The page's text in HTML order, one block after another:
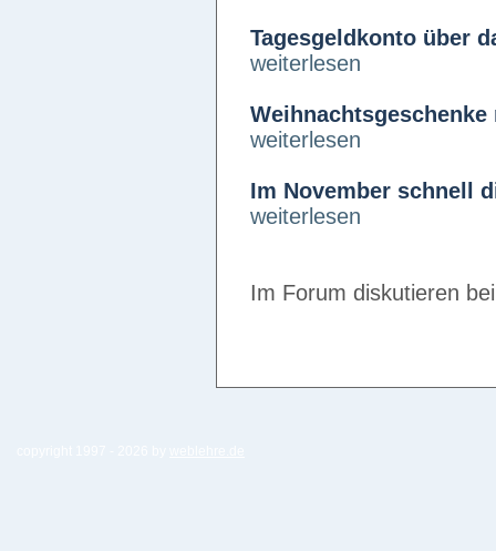
Tagesgeldkonto über
weiterlesen
weiterlesen
Im November schnell
weiterlesen
Im Forum diskutieren